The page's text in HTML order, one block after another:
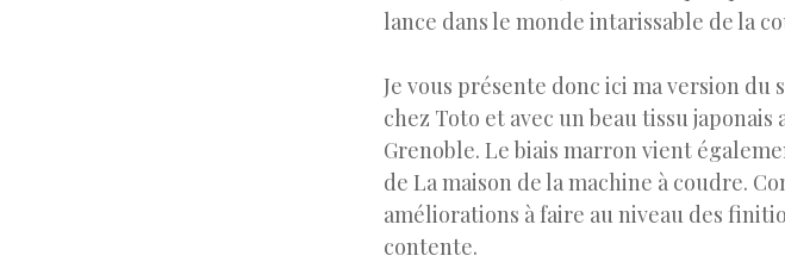
lance dans le monde intarissable de la
Je vous présente donc ici ma version
chez Toto et avec un beau tissu japonais
Grenoble. Le biais marron vient
de La maison de la machine à coudre.
améliorations à faire au niveau des
contente.